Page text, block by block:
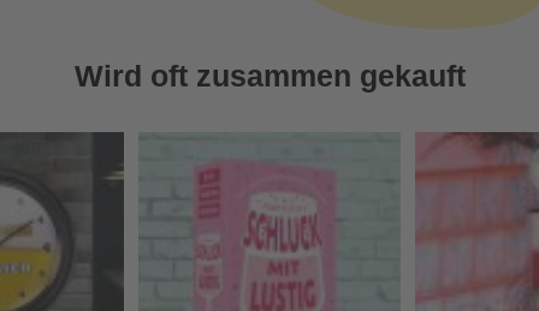
Wird oft zusammen gekauft